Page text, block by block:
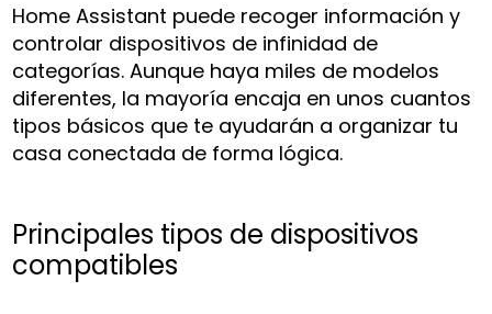
Home Assistant puede recoger información y
controlar dispositivos de infinidad de
categorías. Aunque haya miles de modelos
diferentes, la mayoría encaja en unos cuantos
tipos básicos que te ayudarán a organizar tu
casa conectada de forma lógica.
Principales tipos de dispositivos
compatibles